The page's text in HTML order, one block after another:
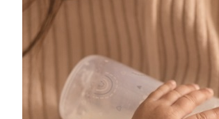
HOT DEAL
생활용품